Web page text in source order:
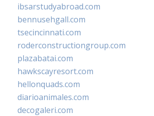
ibsarstudyabroad.com
bennusehgall.com
tsecincinnati.com
roderconstructiongroup.com
plazabatai.com
hawkscayresort.com
hellonquads.com
diarioanimales.com
decogaleri.com